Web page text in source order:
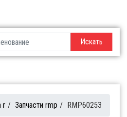
Искать
r / Запчасти rmp / RMP60253